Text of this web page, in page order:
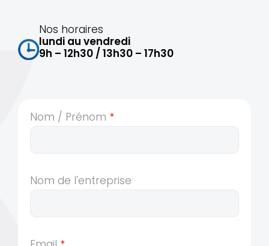
Nos horaires
lundi au vendredi
9h – 12h30 / 13h30 – 17h30
Nom / Prénom *
Nom de l'entreprise